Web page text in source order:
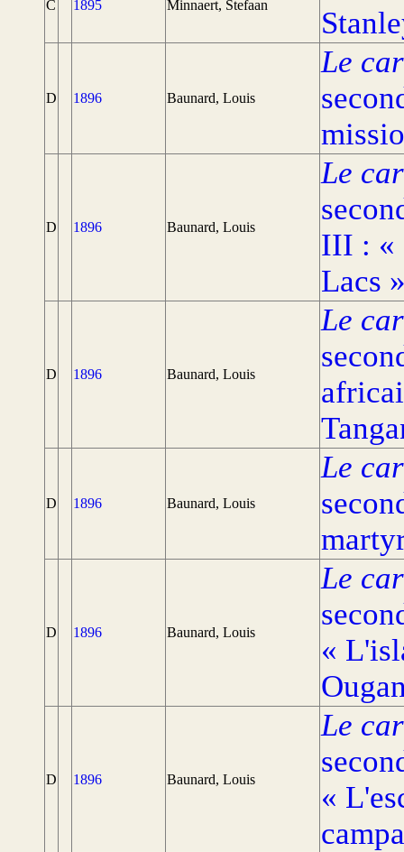
C 1895 Minnaert, Stefaan
D 1896 Baunard, Louis
Le
D 1896 Baunard, Louis
Le
III : «
Lacs
D 1896 Baunard, Louis
Le
D 1896 Baunard, Louis
Le
D 1896 Baunard, Louis
Le
«
D 1896 Baunard, Louis
Le
«